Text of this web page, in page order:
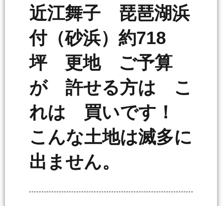
近江舞子 琵琶湖浜
付（砂浜）約718
坪 更地 ご予算
が 許せる方は こ
れは 買いです！
こんな土地は滅多に
出ません。